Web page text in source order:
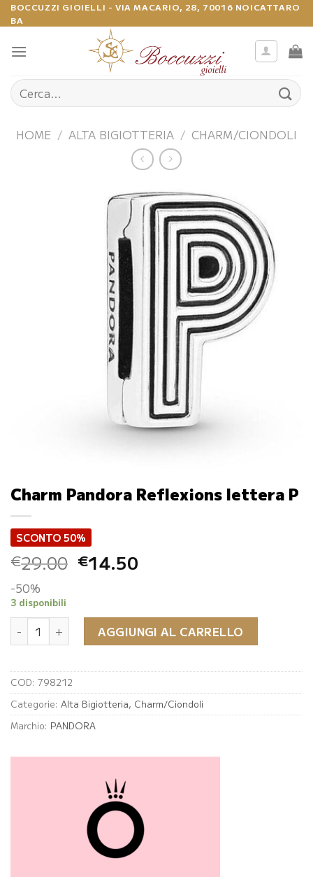
Salta
ai
contenuti
BOCCUZZI GIOIELLI - VIA MACARIO, 28, 70016 NOICATTARO
BA
Cerca:
HOME / ALTA BIGIOTTERIA / CHARM/CIONDOLI
Charm Pandora Reflexions lettera P
SCONTO 50%
€29.00 Il
era:
€29.00.
€14.50
è:
€14.50.
-50%
3 disponibili
Charm Pandora Reflexions lettera P quantità
AGGIUNGI AL CARRELLO
COD: 798212
Categorie: Alta Bigiotteria, Charm/Ciondoli
Marchio: PANDORA